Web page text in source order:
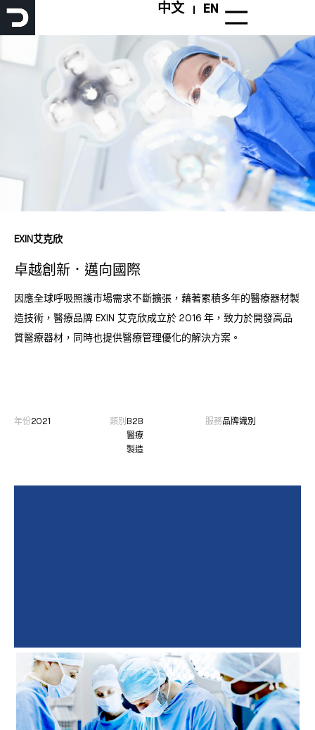
跳
要
中文 EN
年份2021 類別 B2B
醫療
製造
服務品牌識別
EXIN艾克欣
卓越創新．邁向國際
因應全球呼吸照護市場需求不斷擴張，藉著累積多年的醫療器材製
造技術，醫療品牌 EXIN 艾克欣成立於 2016 年，致力於開發高品
質醫療器材，同時也提供醫療管理優化的解決方案。